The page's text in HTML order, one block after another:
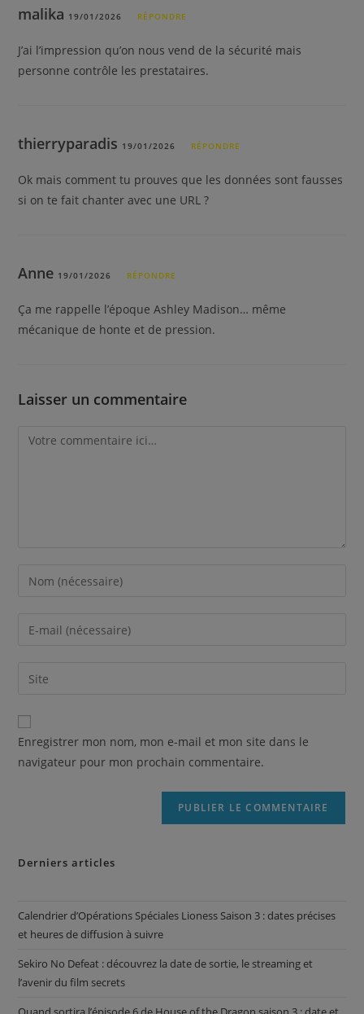
malika 19/01/2026 RÉPONDRE
J’ai l’impression qu’on nous vend de la sécurité mais
personne contrôle les prestataires.
thierryparadis 19/01/2026 RÉPONDRE
Ok mais comment tu prouves que les données sont fausses
si on te fait chanter avec une URL ?
Anne 19/01/2026 RÉPONDRE
Ça me rappelle l’époque Ashley Madison… même
mécanique de honte et de pression.
Laisser un commentaire
Enregistrer mon nom, mon e-mail et mon site dans le
navigateur pour mon prochain commentaire.
Derniers articles
Calendrier d’Opérations Spéciales Lioness Saison 3 : dates précises
et heures de diffusion à suivre
Sekiro No Defeat : découvrez la date de sortie, le streaming et
l’avenir du film secrets